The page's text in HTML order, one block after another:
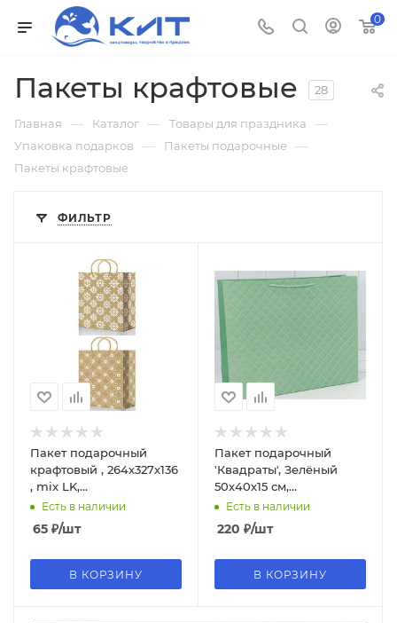
0
Пакеты крафтовые 28
Главная — Каталог — Товары для праздника —
Упаковка подарков — Пакеты подарочные —
Пакеты крафтовые
ФИЛЬТР
Пакет подарочный
крафтовый , 264х327х136
, mix LK,
L019;L023;014;022
Есть в наличии
65 ₽/шт
В КОРЗИНУ
Пакет подарочный
'Квадраты', Зелёный
50х40х15 см,
OM300391TA;10
Есть в наличии
220 ₽/шт
В КОРЗИНУ